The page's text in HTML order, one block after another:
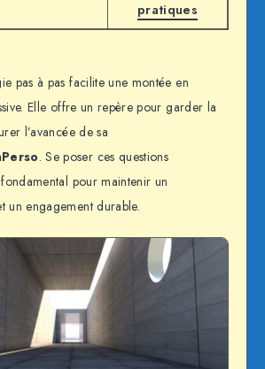
pratiques
pas à pas facilite une montée en
Elle offre un repère pour garder la
l’avancée de sa
. Se poser ces questions
pour maintenir un
un engagement durable.